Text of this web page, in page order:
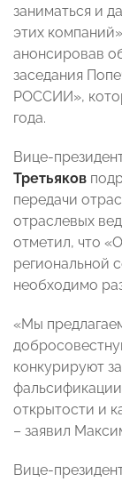
заниматься и
этих
анонсировав
заседания
РОССИИ»,
года.
Вице-
Третьяков
передачи
отраслевых
отметил, что
региональной
необходимо
«Мы
конкурируют
открытости и
– заявил
Вице-